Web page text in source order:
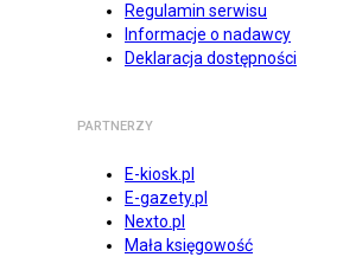
Regulamin serwisu
Informacje o nadawcy
Deklaracja dostępności
PARTNERZY
E-kiosk.pl
E-gazety.pl
Nexto.pl
Mała księgowość